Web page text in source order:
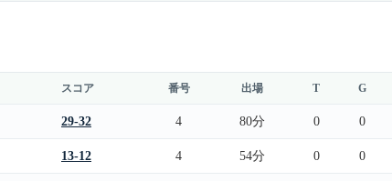
スコア 番号 出場 T G
29-32 4 80分 0 0
13-12 4 54分 0 0